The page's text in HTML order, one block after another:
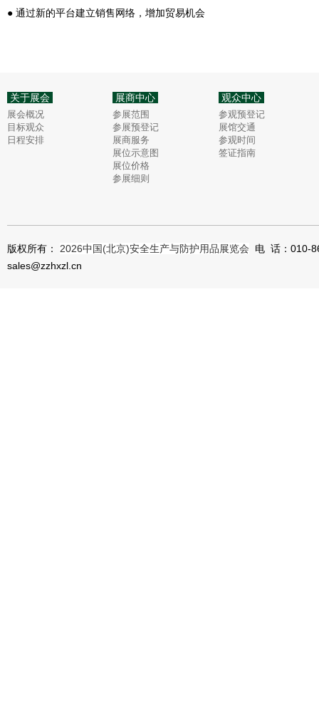
● 通过新的平台建立销售网络，增加贸易机会
关于展会 展商中心 观众中心
展会概况
目标观众
日程安排
参展范围
参展预登记
展商服务
展位示意图
展位价格
参展细则
参观预登记
展馆交通
参观时间
签证指南
版权所有： 2026中国(北京)安全生产与防护用品展览会 电 话：010-
sales@zzhxzl.cn